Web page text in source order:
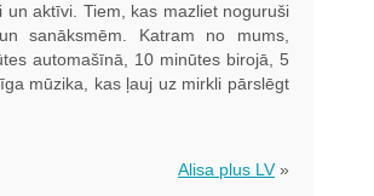
aktīvi. Tiem, kas mazliet noguruši
sanāksmēm. Katram no mums,
automašīnā, 10 minūtes birojā, 5
mūzika, kas ļauj uz mirkli pārslēgt
Alisa plus LV»